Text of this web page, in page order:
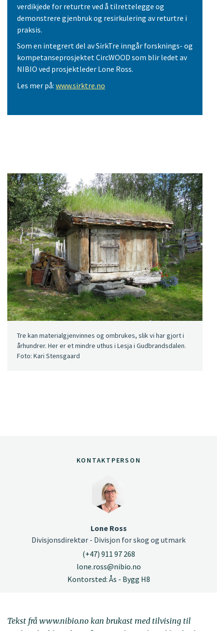
verdikjede for returtre ved å tilrettelegge og
demonstrere gjenbruk og resirkulering av returtre i
praksis.
Som en integrert del av SirkTre inngår forsknings- og
kompetanseprosjektet CircWOOD som blir ledet av
NIBIO ved prosjektleder Lone Ross.
Les mer på: www.sirktre.no
Tre kan materialgjenvinnes og ombrukes, slik vi har gjort i
århundrer. Her er et mindre uthus i Lesja i Gudbrandsdalen.
Foto: Kari Stensgaard
KONTAKTPERSON
Lone Ross
Divisjonsdirektør - Divisjon for skog og utmark
(+47) 911 97 268
lone.ross@nibio.no
Kontorsted: Ås - Bygg H8
Tekst frå www.nibio.no kan brukast med tilvising til